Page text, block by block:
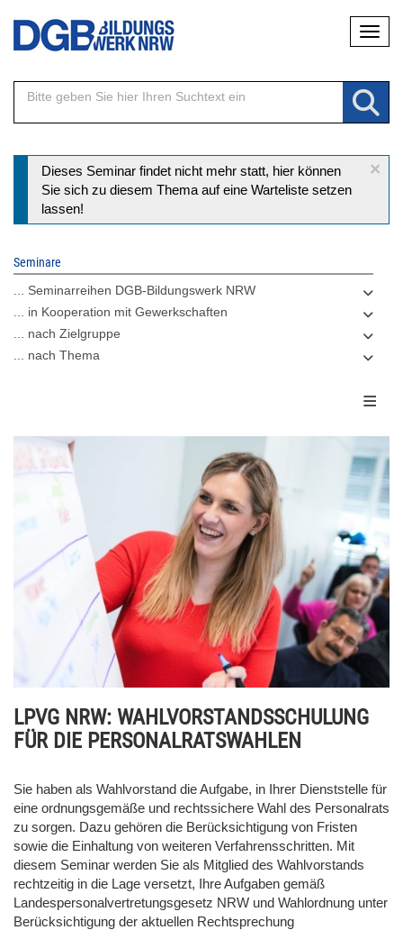
Direkt
Inhalt
×
Statusmeldung
Dieses Seminar findet nicht mehr statt, hier können
Sie sich zu diesem Thema auf eine Warteliste setzen
lassen!
Seminare
... Seminarreihen DGB-Bildungswerk NRW
... in Kooperation mit Gewerkschaften
... nach Zielgruppe
... nach Thema
LPVG NRW: WAHLVORSTANDSSCHULUNG
FÜR DIE PERSONALRATSWAHLEN
Sie haben als Wahlvorstand die Aufgabe, in Ihrer Dienststelle für
eine ordnungsgemäße und rechtssichere Wahl des Personalrats
zu sorgen. Dazu gehören die Berücksichtigung von Fristen
sowie die Einhaltung von weiteren Verfahrensschritten. Mit
diesem Seminar werden Sie als Mitglied des Wahlvorstands
rechtzeitig in die Lage versetzt, Ihre Aufgaben gemäß
Landespersonalvertretungsgesetz NRW und Wahlordnung unter
Berücksichtigung der aktuellen Rechtsprechung